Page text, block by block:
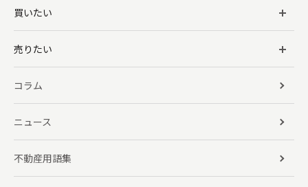
買いたい
売りたい
コラム
ニュース
不動産用語集